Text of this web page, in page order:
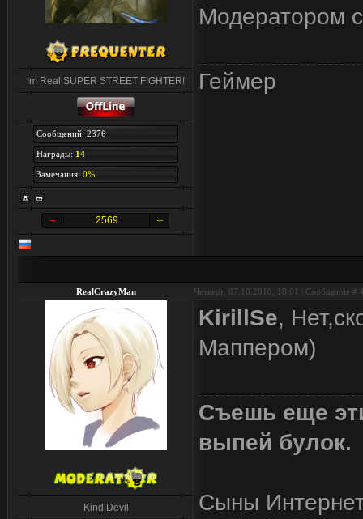
Im Real SUPER STREET FIGHTER!
Сообщений: 2376
Награды: 14
Замечания: 0%
2569
Модератором
Геймер
RealCrazyMan Четверг, 07.10.2010, 18:01 | Сообщение #
Kind Devil
KirillSe,
Маппером)
Съешь еще
выпей булок.
Сыны